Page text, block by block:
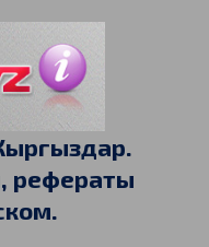
рефераты